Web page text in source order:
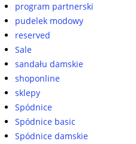
program partnerski
pudelek modowy
reserved
Sale
sandału damskie
shoponline
sklepy
Spódnice
Spódnice basic
Spódnice damskie